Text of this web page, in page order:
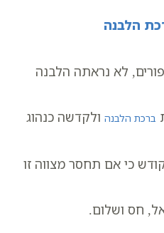
הלבנה
לא נראתה הלבנה
ברכת הלבנה ולקדשה כנהוג
כי אם תחסר מצווה זו
חס ושלום.